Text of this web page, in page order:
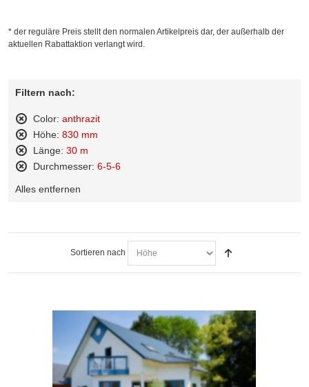
* der reguläre Preis stellt den normalen Artikelpreis dar, der außerhalb der
aktuellen Rabattaktion verlangt wird.
Filtern nach:
Color: anthrazit
Diesen
Artikel
entfernen
Höhe: 830 mm
Diesen
Artikel
entfernen
Länge: 30 m
Diesen
entfernen
Durchmesser: 6-5-6
Artikel
Alles entfernen
Sortieren nach